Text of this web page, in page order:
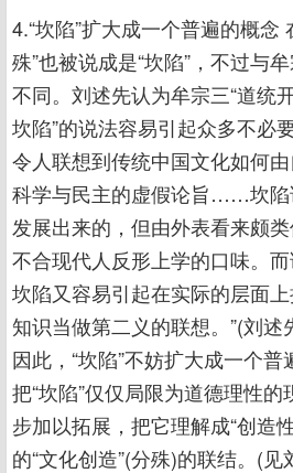
4.“坎陷”扩大成一个普遍的概念
殊”也被说成是“坎陷”，不过与
不同。刘述先认为牟宗三“道统
坎陷”的说法容易引起众多不必
令人联想到传统中国文化如何
科学与民主的虚假论旨……坎陷
发展出来的，但由外表看来颇
不合现代人反形上学的口味。
坎陷又容易引起在实际的层面上
知识当做第二义的联想。”(刘
因此，“坎陷”不妨扩大成一个
把“坎陷”仅仅局限为道德理性
步加以拓展，把它理解成“创造
的“文化创造”(分殊)的联结。(